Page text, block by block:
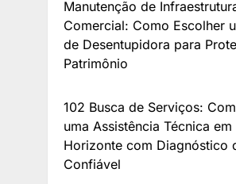
Manutenção de
Comercial: Como Escolher
de Desentupidora para
Patrimônio
102 Busca de Serviços:
uma Assistência Técnica em
Horizonte com Diagnóstico
Confiável